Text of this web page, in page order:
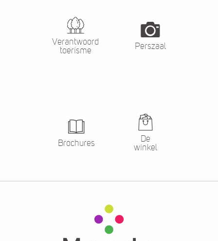
Verantwoord
toerisme
Perszaal
Brochures
De
winkel